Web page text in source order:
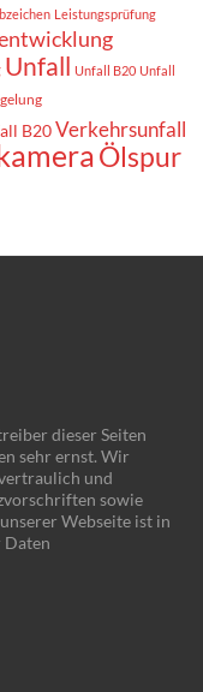
Leistungsprüfung
Unfall Unfall B20 Unfall
B20 Verkehrsunfall
Ölspur
dieser Seiten
sehr ernst. Wir
und
sowie
Webseite ist in
Daten